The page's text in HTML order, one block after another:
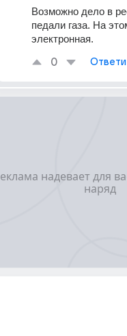
Возможно дело в
педали газа. На
электронная.
0